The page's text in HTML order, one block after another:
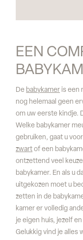
EEN
De babykamer is een
nog helemaal geen
om uw eerste kindje.
Welke babykamer
gebruiken, gaat u
zwart of een
ontzettend veel
babykamer. En als u
uitgekozen moet u
zetten in de
kamer er volledig
je eigen huis, jezelf
Gelukkig vind je alles